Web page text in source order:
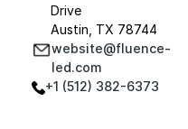
Drive
Austin, TX 78744
website@fluence-
led.com
+1 (512) 382-6373